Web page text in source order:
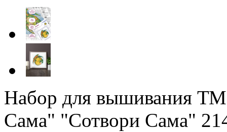
Набор для вышивания
Сама" "Сотвори Сама"